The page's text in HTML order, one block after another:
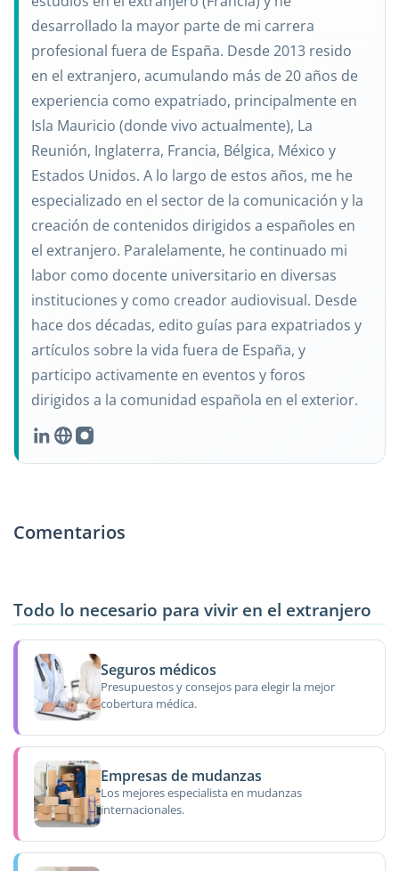
desarrollado la mayor parte de mi carrera
profesional fuera de España. Desde 2013 resido
en el extranjero, acumulando más de 20 años de
experiencia como expatriado, principalmente en
Isla Mauricio (donde vivo actualmente), La
Reunión, Inglaterra, Francia, Bélgica, México y
Estados Unidos. A lo largo de estos años, me he
especializado en el sector de la comunicación y la
creación de contenidos dirigidos a españoles en
el extranjero. Paralelamente, he continuado mi
labor como docente universitario en diversas
instituciones y como creador audiovisual. Desde
hace dos décadas, edito guías para expatriados y
artículos sobre la vida fuera de España, y
participo activamente en eventos y foros
dirigidos a la comunidad española en el exterior.
Comentarios
Todo lo necesario para vivir en el extranjero
Seguros médicos
Presupuestos y consejos para elegir la mejor
cobertura médica.
Empresas de mudanzas
Los mejores especialista en mudanzas
internacionales.